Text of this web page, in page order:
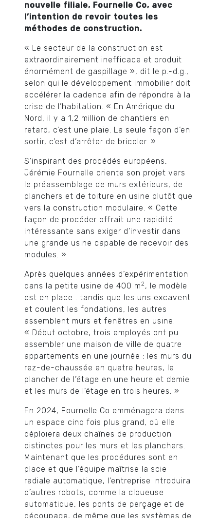
nouvelle filiale, Fournelle Co, avec
l’intention de revoir toutes les
méthodes de construction.
« Le secteur de la construction est
extraordinairement inefficace et produit
énormément de gaspillage », dit le p.-d.g.,
selon qui le développement immobilier doit
accélérer la cadence afin de répondre à la
crise de l’habitation. « En Amérique du
Nord, il y a 1,2 million de chantiers en
retard, c’est une plaie. La seule façon d’en
sortir, c’est d’arrêter de bricoler. »
S’inspirant des procédés européens,
Jérémie Fournelle oriente son projet vers
le préassemblage de murs extérieurs, de
planchers et de toiture en usine plutôt que
vers la construction modulaire. « Cette
façon de procéder offrait une rapidité
intéressante sans exiger d’investir dans
une grande usine capable de recevoir des
modules. »
Après quelques années d’expérimentation
dans la petite usine de 400 m2 , le modèle
est en place : tandis que les uns excavent
et coulent les fondations, les autres
assemblent murs et fenêtres en usine.
« Début octobre, trois employés ont pu
assembler une maison de ville de quatre
appartements en une journée : les murs du
rez-de-chaussée en quatre heures, le
plancher de l’étage en une heure et demie
et les murs de l’étage en trois heures. »
En 2024, Fournelle Co emménagera dans
un espace cinq fois plus grand, où elle
déploiera deux chaînes de production
distinctes pour les murs et les planchers.
Maintenant que les procédures sont en
place et que l’équipe maîtrise la scie
radiale automatique, l’entreprise introduira
d’autres robots, comme la cloueuse
automatique, les ponts de perçage et de
découpage, de même que les systèmes de